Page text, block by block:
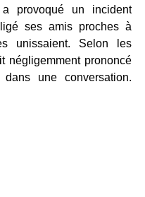
provoqué un incident
ses amis proches à
unissaient. Selon les
négligemment prononcé
une conversation.